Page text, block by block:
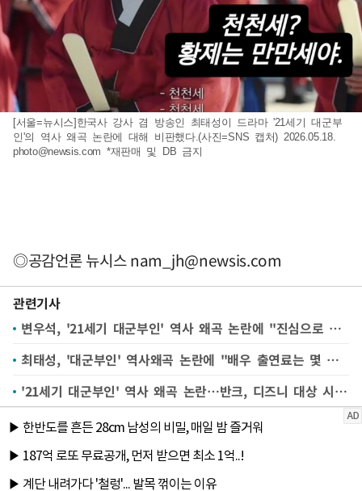
[서울=뉴시스]한국사 강사 겸 방송인 최태성이 드라마 '21세기 대군부
인'의 역사 왜곡 논란에 대해 비판했다.(사진=SNS 캡처) 2026.05.18.
photo@newsis.com *재판매 및 DB 금지
◎공감언론 뉴시스nam_jh@newsis.com
관련기사
변우석, '21세기 대군부인' 역사 왜곡 논란에 "진심으로 죄송"
최태성, '대군부인' 역사왜곡 논란에 "배우 출연료는 몇 억 쓰면서…" 비판
'21세기 대군부인' 역사 왜곡 논란…반크, 디즈니 대상 시정 캠페인